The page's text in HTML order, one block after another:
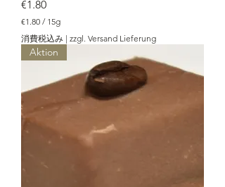
価格
€1.80
€1.80 / 15g
€
1
／
1
5
消費税込み | zzgl. Versand Lieferung
Aktion